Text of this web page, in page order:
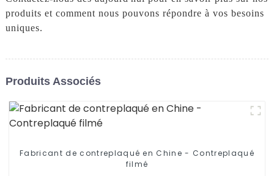
produits et comment nous pouvons répondre à vos besoins
uniques.
Produits Associés
Fabricant de contreplaqué en Chine - Contreplaqué
filmé